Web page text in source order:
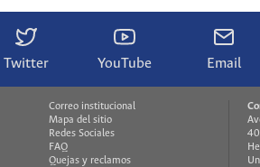
Twitter YouTube Email
Correo institucional
Mapa del sitio
Redes Sociales
FAQ
Quejas y reclamos